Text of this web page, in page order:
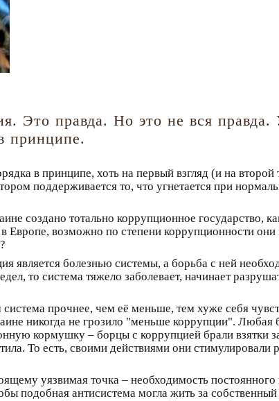
Это правда. Но это не вся правда.
принципе.
в принципе, хоть на первый взгляд (и на
поддерживается то, что угнетается при
создано тотально коррупционное государство,
возможно по степени коррупционности
является болезнью системы, а борьба с ней
то система тяжело заболевает, начинает
прочнее, чем её меньше, тем хуже себя
никогда не грозило "меньше коррупции". Любая
кормушку – борцы с коррупцией брали взятки
То есть, своими действиями они стимулировали
уязвимая точка – необходимость
подобная антисистема могла жить за собственный